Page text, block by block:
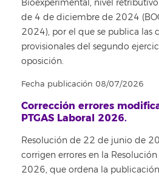
Bioexperimental, nivel
de 4 de diciembre de 2024
2024), por el que se publica las
provisionales del segundo
oposición.
Fecha publicación 08/07/2026
Corrección errores
PTGAS Laboral 2026.
Resolución de 22 de junio de
corrigen errores en la
2026, que ordena la